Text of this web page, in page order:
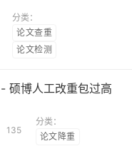
分类：
论文查重
论文检测
硕博人工改重包过高
135
分类：
论文降重